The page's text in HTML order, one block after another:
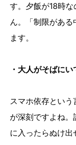
す。夕飯が18時
ん。「制限があ
ます。
・大人がそばに
スマホ依存とい
が深刻ですよね
に入ったらぬけ出